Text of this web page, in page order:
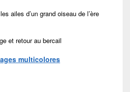
d’un grand oiseau de l’ère
et retour au bercail
multicolores